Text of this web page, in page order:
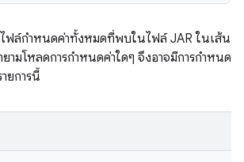
ไฟล์กำหนดค่าทั้งหมดที่พบในไฟล์ JAR ในเส้น
ามโหลดการกำหนดค่าใดๆ จึงอาจมีการกำหนด
ยการนี้